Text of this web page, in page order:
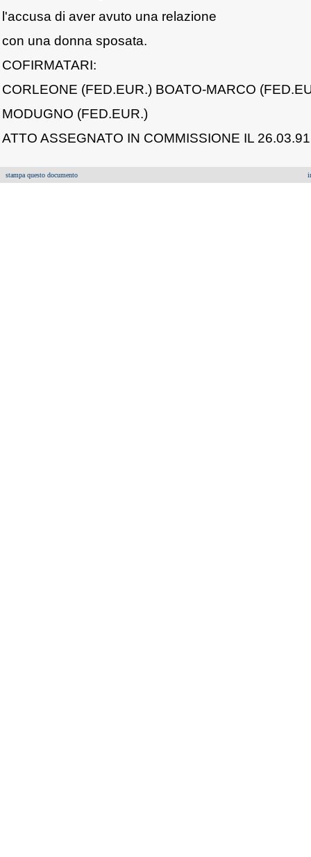
l'accusa di aver avuto una relazione
con una donna sposata.
COFIRMATARI:
CORLEONE (FED.EUR.) BOATO-MARCO
MODUGNO (FED.EUR.)
ATTO ASSEGNATO IN COMMISSIONE IL 26.03.91
stampa questo documento